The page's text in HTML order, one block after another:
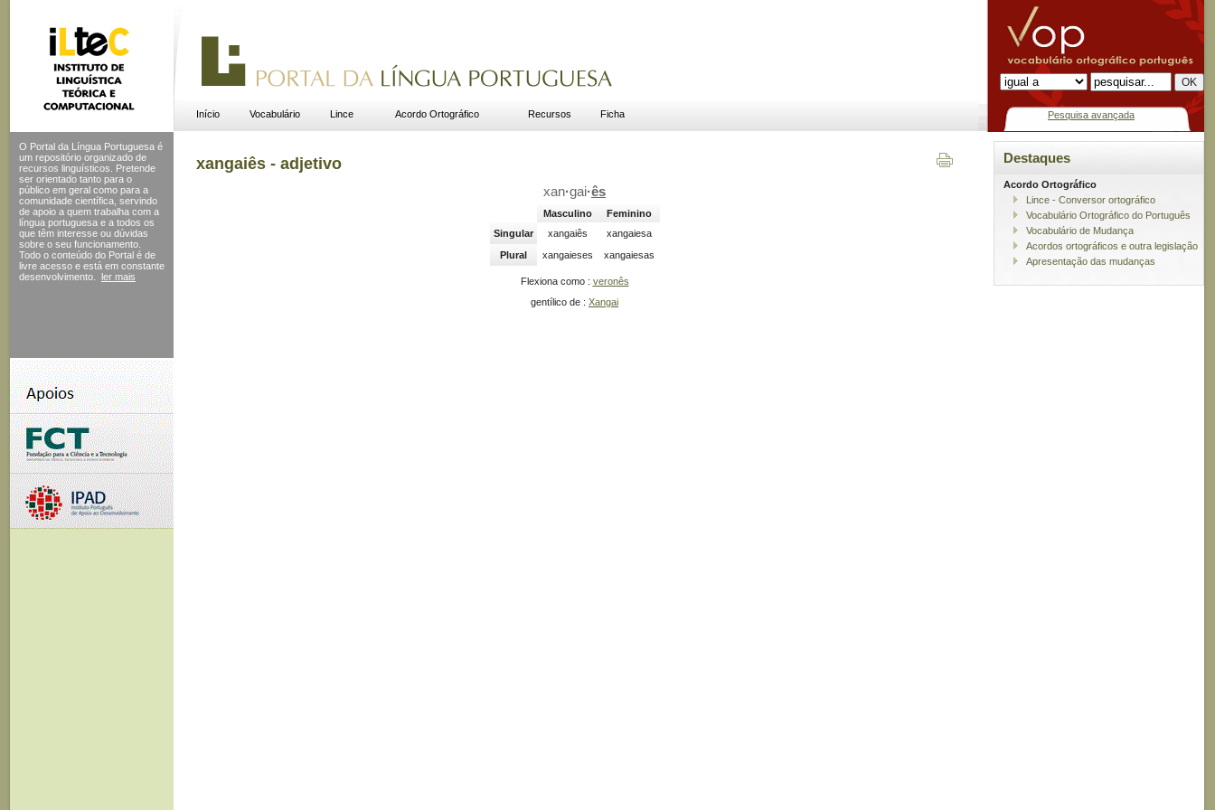
Início Vocabulário Lince Acordo Ortográfico Recursos Ficha Pesquisa avançada
O Portal da Língua Portuguesa é
um repositório organizado de
recursos linguísticos. Pretende
ser orientado tanto para o
público em geral como para a
comunidade científica, servindo
de apoio a quem trabalha com a
língua portuguesa e a todos os
que têm interesse ou dúvidas
sobre o seu funcionamento.
Todo o conteúdo do Portal é de
livre acesso e está em constante
desenvolvimento.
ler mais
xangaiês - adjetivo
xan·gai·ês
Masculino
Feminino
Singular
xangaiês
xangaiesa
Plural
xangaieses xangaiesas
Flexiona como : veronês
gentílico de : Xangai
Destaques
Acordo Ortográfico
Lince - Conversor ortográfico
Vocabulário Ortográfico do Português
Vocabulário de Mudança
Acordos ortográficos e outra legislação
Apresentação das mudanças